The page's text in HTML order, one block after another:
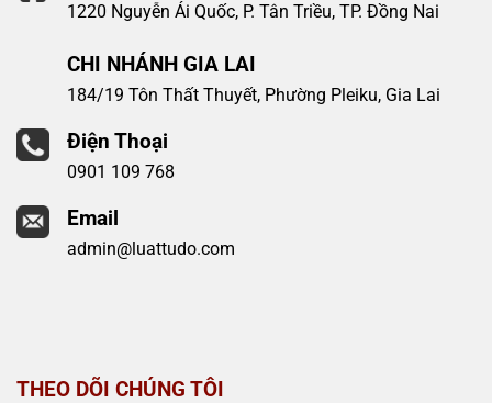
1220 Nguyễn Ái Quốc, P. Tân Triều, TP. Đồng Nai
CHI NHÁNH GIA LAI
184/19 Tôn Thất Thuyết, Phường Pleiku, Gia Lai
Điện Thoại
0901 109 768
Email
admin@luattudo.com
THEO DÕI CHÚNG TÔI